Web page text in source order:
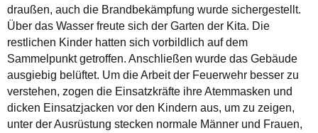
draußen, auch die Brandbekämpfung wurde sichergestellt.
Über das Wasser freute sich der Garten der Kita. Die
restlichen Kinder hatten sich vorbildlich auf dem
Sammelpunkt getroffen. Anschließen wurde das Gebäude
ausgiebig belüftet. Um die Arbeit der Feuerwehr besser zu
verstehen, zogen die Einsatzkräfte ihre Atemmasken und
dicken Einsatzjacken vor den Kindern aus, um zu zeigen,
unter der Ausrüstung stecken normale Männer und Frauen,